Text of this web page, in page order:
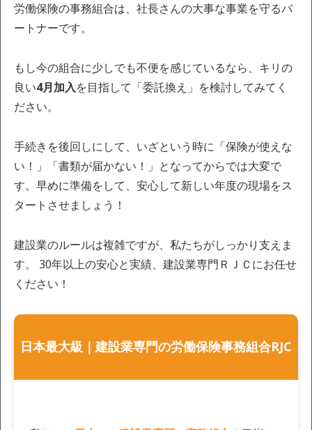
労働保険の事務組合は、社長さんの大事な事業を守るパ
ートナーです。
もし今の組合に少しでも不便を感じているなら、キリの
良い4月加入を目指して「委託換え」を検討してみてく
ださい。
手続きを後回しにして、いざという時に「保険が使えな
い！」「書類が届かない！」となってからでは大変で
す。早めに準備をして、安心して新しい年度の現場をス
タートさせましょう！
建設業のルールは複雑ですが、私たちがしっかり支えま
す。 30年以上の安心と実績、建設業専門ＲＪＣにお任せ
ください！
日本最大級｜建設業専門の労働保険事務組合RJC